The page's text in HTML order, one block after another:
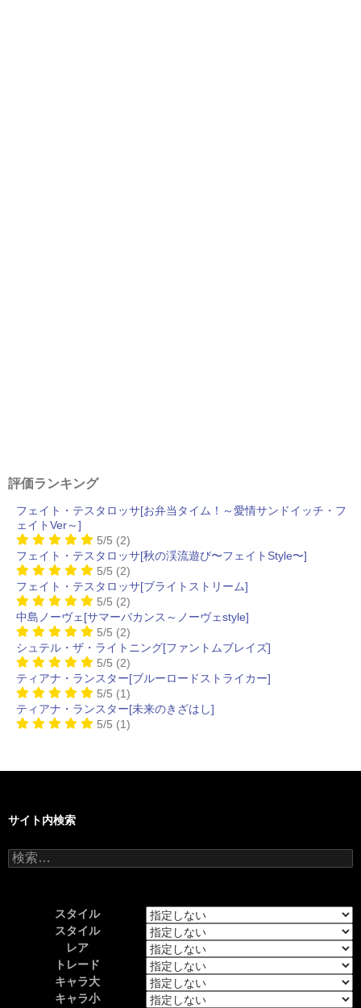
評価ランキング
フェイト・テスタロッサ[お弁当タイム！～愛情サンドイッチ・フ
ェイトVer～]
5/5 (2)
フェイト・テスタロッサ[秋の渓流遊び〜フェイトStyle〜]
5/5 (2)
フェイト・テスタロッサ[ブライトストリーム]
5/5 (2)
中島ノーヴェ[サマーバカンス～ノーヴェstyle]
5/5 (2)
シュテル・ザ・ライトニング[ファントムブレイズ]
5/5 (2)
ティアナ・ランスター[ブルーロードストライカー]
5/5 (1)
ティアナ・ランスター[未来のきざはし]
5/5 (1)
サイト内検索
検
索:
スタイル
スタイル
レア
トレード
キャラ大
キャラ小